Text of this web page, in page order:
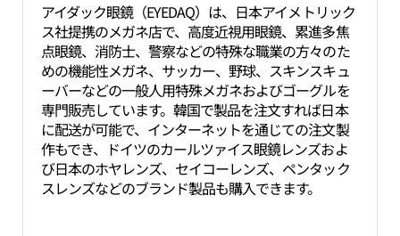
アイダック眼鏡（EYEDAQ）は、日本アイメトリック
ス社提携のメガネ店で、高度近視用眼鏡、累進多焦
点眼鏡、消防士、警察などの特殊な職業の方々のた
めの機能性メガネ、サッカー、野球、スキンスキュ
ーバーなどの一般人用特殊メガネおよびゴーグルを
専門販売しています。韓国で製品を注文すれば日本
に配送が可能で、インターネットを通じての注文製
作もでき、ドイツのカールツァイス眼鏡レンズおよ
び日本のホヤレンズ、セイコーレンズ、ペンタック
スレンズなどのブランド製品も購入できます。